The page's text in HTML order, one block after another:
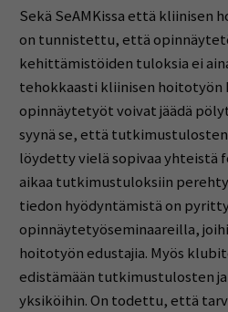
Sekä SeAMKissa että kliinisen
on tunnistettu, että
kehittämistöiden tuloksia ei
tehokkaasti kliinisen hoitotyön
opinnäytetyöt voivat jäädä
syynä se, että
löydetty vielä sopivaa yhteistä
aikaa tutkimustuloksiin
tiedon hyödyntämistä on
opinnäytetyöseminaareilla,
hoitotyön edustajia. Myös
edistämään tutkimustulosten
yksiköihin. On todettu, että